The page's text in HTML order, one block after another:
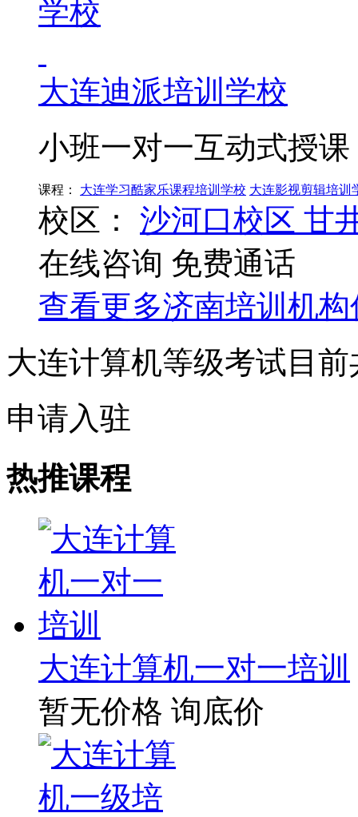
大连迪派培训学校
小班一对一互动式授
课程： 大连学习酷家乐课程培训学校 大连影视剪辑培训
校区： 沙河口校区 甘
在线咨询 免费通话
查看更多济南培训机构
大连计算机等级考试目
申请入驻
热推课程
大连计算机一对一培训
暂无价格 询底价